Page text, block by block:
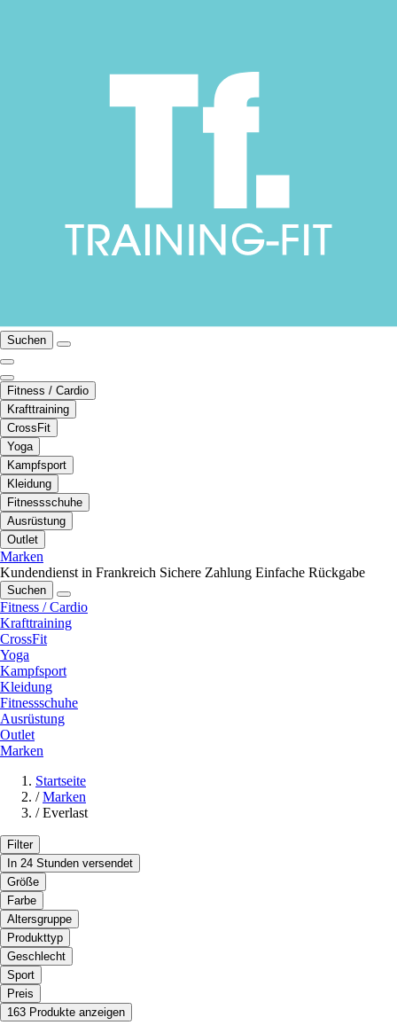
Suchen
Fitness / Cardio
Krafttraining
CrossFit
Yoga
Kampfsport
Kleidung
Fitnessschuhe
Ausrüstung
Outlet
Marken
Kundendienst in Frankreich Sichere Zahlung Einfache Rückgabe
Suchen
Fitness / Cardio
Krafttraining
CrossFit
Yoga
Kampfsport
Kleidung
Fitnessschuhe
Ausrüstung
Outlet
Marken
Startseite
/ Marken
/ Everlast
Filter
In 24 Stunden versendet
Größe
Farbe
Altersgruppe
Produkttyp
Geschlecht
Sport
Preis
163 Produkte anzeigen